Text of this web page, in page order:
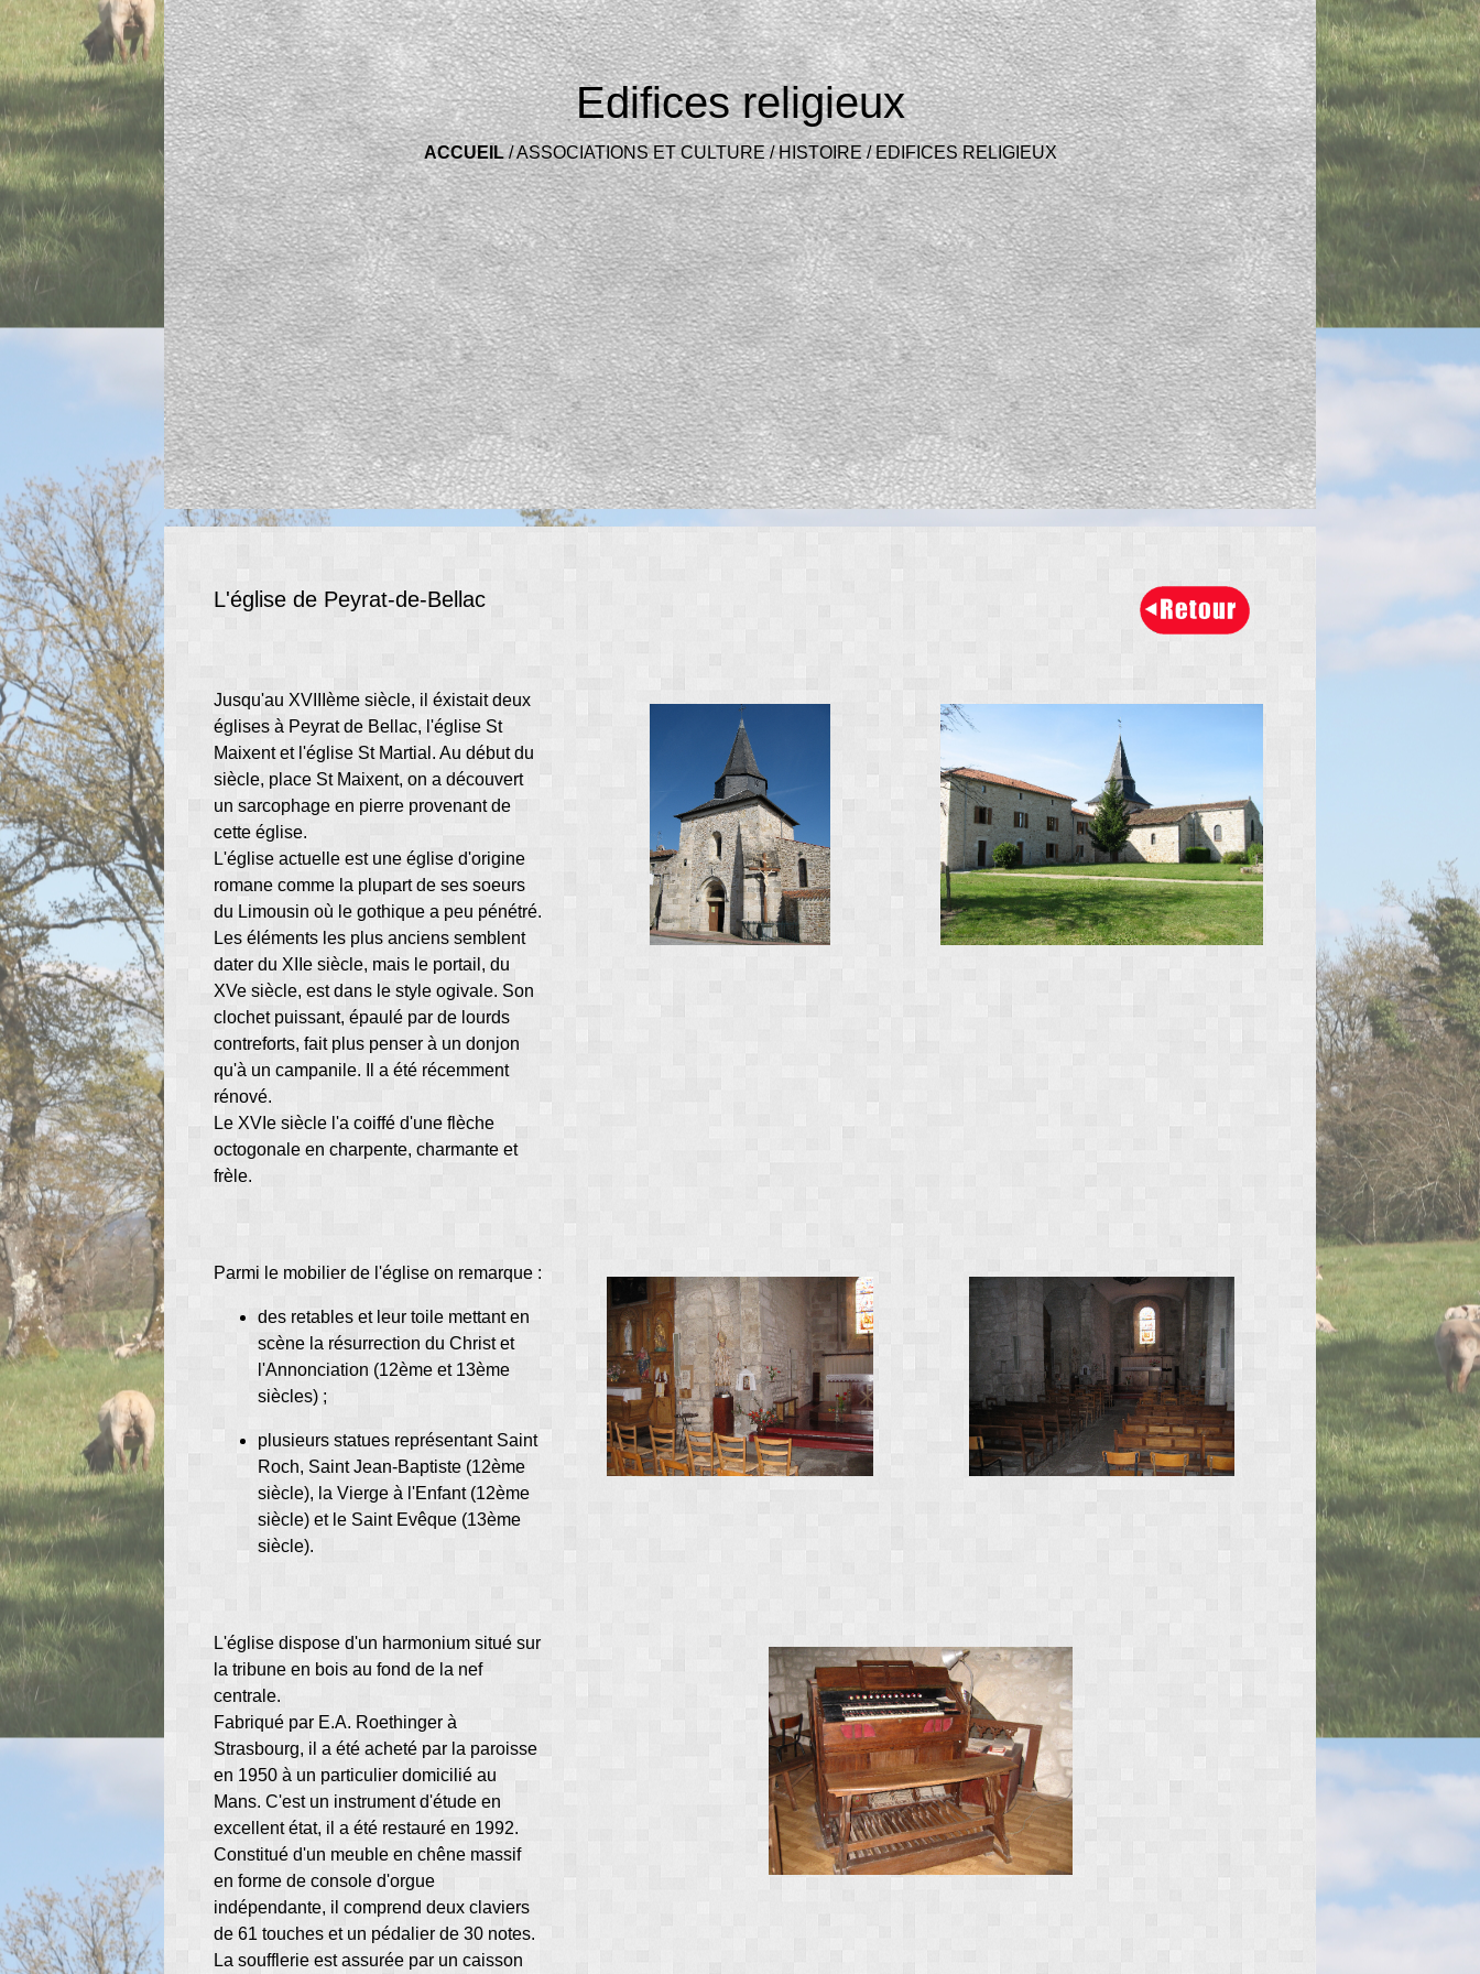
Edifices religieux
ACCUEIL/ASSOCIATIONS ET CULTURE/HISTOIRE/EDIFICES RELIGIEUX
L'église de Peyrat-de-Bellac
Jusqu'au XVIIIème siècle, il éxistait deux
églises à Peyrat de Bellac, l'église St
Maixent et l'église St Martial. Au début du
siècle, place St Maixent, on a découvert
un sarcophage en pierre provenant de
cette église.
L'église actuelle est une église d'origine
romane comme la plupart de ses soeurs
du Limousin où le gothique a peu pénétré.
Les éléments les plus anciens semblent
dater du XIIe siècle, mais le portail, du
XVe siècle, est dans le style ogivale. Son
clochet puissant, épaulé par de lourds
contreforts, fait plus penser à un donjon
qu'à un campanile. Il a été récemment
rénové.
Le XVIe siècle l'a coiffé d'une flèche
octogonale en charpente, charmante et
frèle.
Parmi le mobilier de l'église on remarque :
des retables et leur toile mettant en
scène la résurrection du Christ et
l'Annonciation (12ème et 13ème
siècles) ;
plusieurs statues représentant Saint
Roch, Saint Jean-Baptiste (12ème
siècle), la Vierge à l'Enfant (12ème
siècle) et le Saint Evêque (13ème
siècle).
L'église dispose d'un harmonium situé sur
la tribune en bois au fond de la nef
centrale.
Fabriqué par E.A. Roethinger à
Strasbourg, il a été acheté par la paroisse
en 1950 à un particulier domicilié au
Mans. C'est un instrument d'étude en
excellent état, il a été restauré en 1992.
Constitué d'un meuble en chêne massif
en forme de console d'orgue
indépendante, il comprend deux claviers
de 61 touches et un pédalier de 30 notes.
La soufflerie est assurée par un caisson